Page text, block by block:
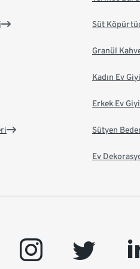
Süt
Granül
Kadın Ev
Erkek Ev
Sütyen
Ev
instagram twitter